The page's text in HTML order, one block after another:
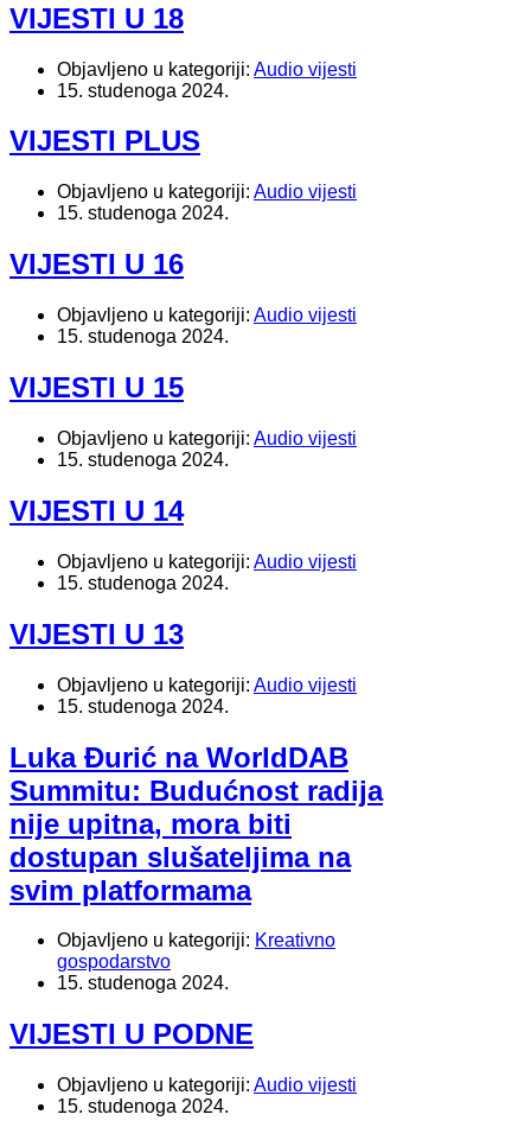
VIJESTI U 18
Objavljeno u kategoriji: Audio vijesti
15. studenoga 2024.
VIJESTI PLUS
Objavljeno u kategoriji: Audio vijesti
15. studenoga 2024.
VIJESTI U 16
Objavljeno u kategoriji: Audio vijesti
15. studenoga 2024.
VIJESTI U 15
Objavljeno u kategoriji: Audio vijesti
15. studenoga 2024.
VIJESTI U 14
Objavljeno u kategoriji: Audio vijesti
15. studenoga 2024.
VIJESTI U 13
Objavljeno u kategoriji: Audio vijesti
15. studenoga 2024.
Luka Đurić na WorldDAB
Summitu: Budućnost radija
nije upitna, mora biti
dostupan slušateljima na
svim platformama
Objavljeno u kategoriji: Kreativno
gospodarstvo
15. studenoga 2024.
VIJESTI U PODNE
Objavljeno u kategoriji: Audio vijesti
15. studenoga 2024.